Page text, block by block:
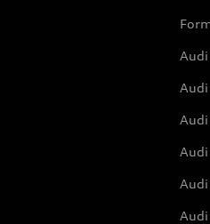
Audi
Audi
Audi
Audi